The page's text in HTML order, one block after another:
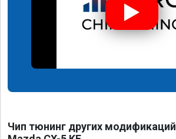
Чип тюнинг других модификаций